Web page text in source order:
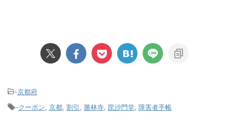
-京都府
-クーポン 京都 割引 勝林寺 毘沙門堂 障害者手帳